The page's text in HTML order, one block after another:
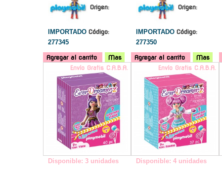
Origen:
IMPORTADO Código:
277345
Agregar al carrito Mas
Origen:
IMPORTADO Código:
277350
Agregar al carrito Mas
Envío Gratis C.A.B.A.
Disponible: 3 unidades
Envío Gratis C.A.B.A.
Disponible: 4 unidades